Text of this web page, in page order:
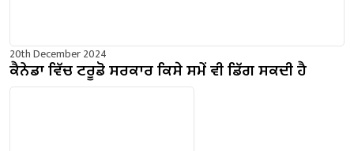
20th December 2024
ਕੈਨੇਡਾ ਵਿੱਚ ਟਰੂਡੋ ਸਰਕਾਰ ਕਿਸੇ ਸਮੇਂ ਵੀ ਡਿੱਗ ਸਕਦੀ ਹੈ